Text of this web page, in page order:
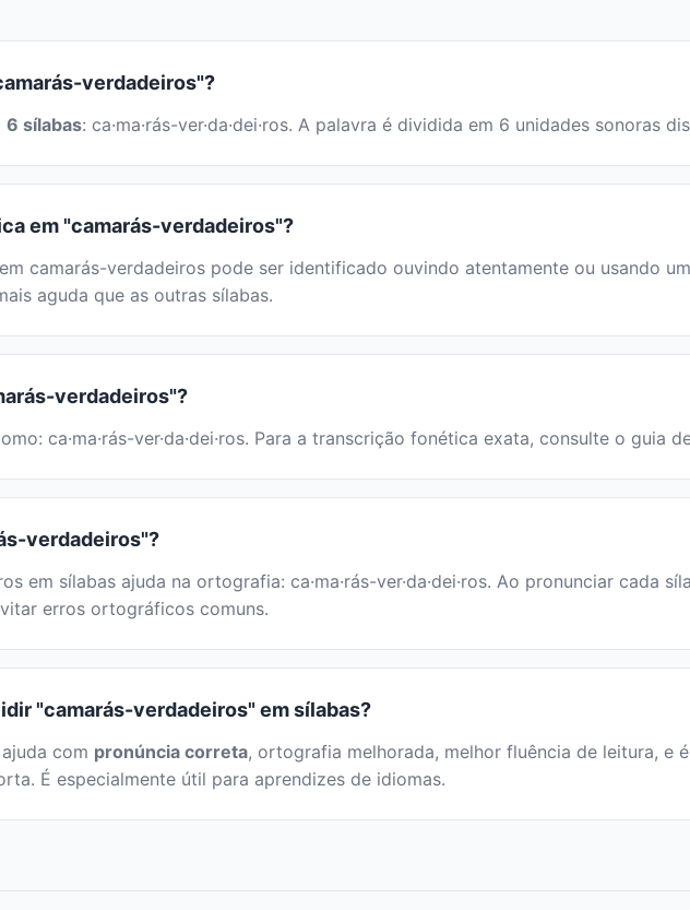
verdadeiros"?
6 sílabas: ca·ma·rás-ver·da·dei·ros. A palavra é dividida em 6 unidades sonoras
em "camarás-verdadeiros"?
camarás-verdadeiros pode ser identificado ouvindo atentamente ou usando
aguda que as outras sílabas.
verdadeiros"?
ca·ma·rás-ver·da·dei·ros. Para a transcrição fonética exata, consulte o guia
verdadeiros"?
em sílabas ajuda na ortografia: ca·ma·rás-ver·da·dei·ros. Ao pronunciar cada
erros ortográficos comuns.
"camarás-verdadeiros" em sílabas?
com pronúncia correta, ortografia melhorada, melhor fluência de leitura, e
É especialmente útil para aprendizes de idiomas.